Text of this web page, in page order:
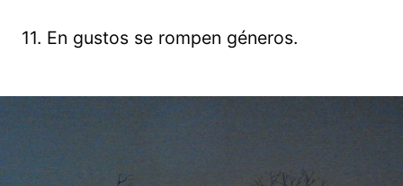
11. En gustos se rompen géneros.